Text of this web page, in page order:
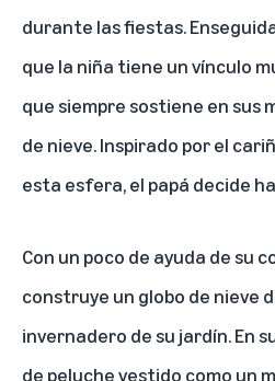
durante las fiestas.
que la niña tiene un vínculo
que siempre sostiene en sus
de nieve. Inspirado por el
esta esfera, el papá decide
Con un poco de ayuda de su
construye un globo de nieve
invernadero de su jardín. En
de peluche vestido como un